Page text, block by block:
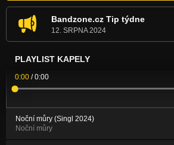
Bandzone.cz Tip týdne
12. SRPNA 2024
PLAYLIST KAPELY
0:00 /0:00
Noční můry (Singl 2024)
Noční můry